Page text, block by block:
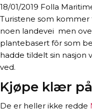
18/01/2019 Folla
Turistene som kommer
noen landevei  men
plantebasert fôr som
hadde tildelt sin nasjon
ved.
Kjøpe klær
De er heller ikke redde